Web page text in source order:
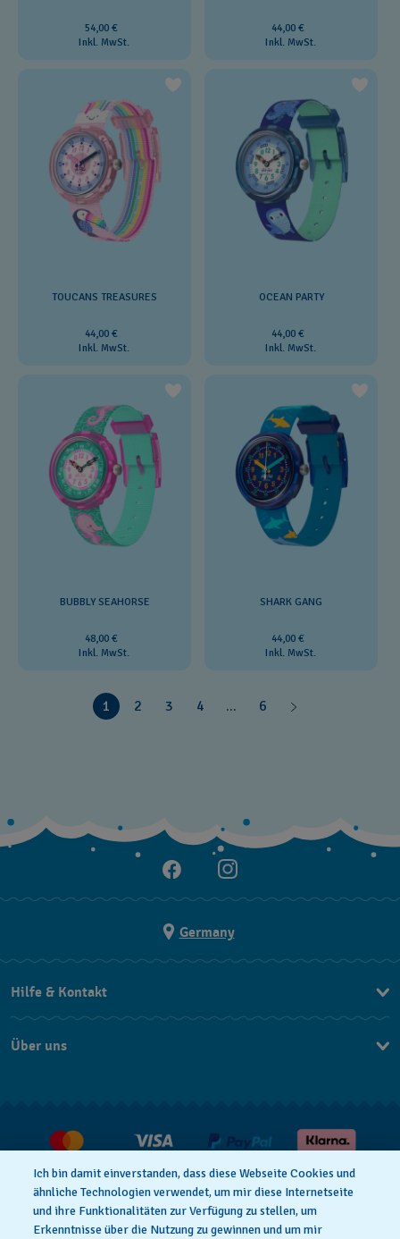
54,00 €
Inkl. MwSt.
44,00 €
Inkl. MwSt.
TOUCANS TREASURES
44,00 €
Inkl. MwSt.
OCEAN PARTY
44,00 €
Inkl. MwSt.
BUBBLY SEAHORSE
48,00 €
Inkl. MwSt.
SHARK GANG
44,00 €
Inkl. MwSt.
1 2 3 4 ... 6
Germany
Hilfe & Kontakt
Verkaufs- und Lieferbedingungen
Vertrag widerrufen
Über uns
Ich bin damit einverstanden, dass diese Webseite Cookies und
ähnliche Technologien verwendet, um mir diese Internetseite
und ihre Funktionalitäten zur Verfügung zu stellen, um
Erkenntnisse über die Nutzung zu gewinnen und um mir